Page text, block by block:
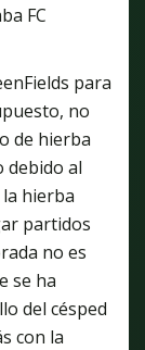
FC
para
no
de hierba
debido al
hierba
partidos
no es
se ha
del césped
con la